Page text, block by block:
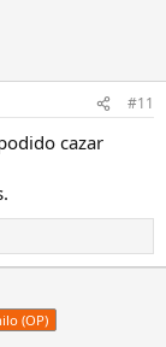
#11
cazar
(OP)